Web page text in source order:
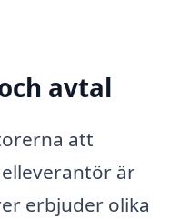
avtal
att
är
erbjuder olika